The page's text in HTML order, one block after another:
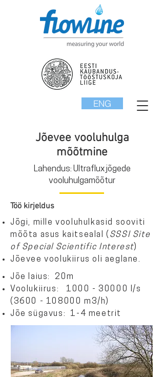
ENG
Jõevee vooluhulga
mõõtmine
Lahendus: Ultraflux jõgede
vooluhulgamõõtur
Töö kirjeldus
Jõgi, mille vooluhulkasid sooviti
mõõta asus kaitsealal ( SSSI Site
of Special Scientific Interest)
Jõevee voolukiirus oli aeglane.
Jõe laius: 20m
Voolukiirus: 1000 - 30000
l/s
(3600 - 108000 m3/h)
Jõe sügavus: 1-4 meetrit